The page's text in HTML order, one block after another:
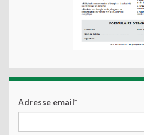
Adresse email*